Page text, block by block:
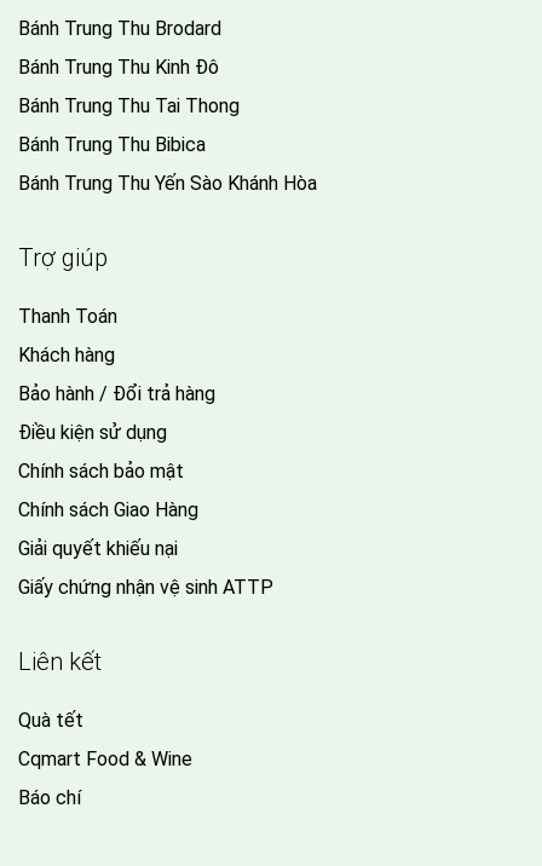
Bánh Trung Thu Brodard
Bánh Trung Thu Kinh Đô
Bánh Trung Thu Tai Thong
Bánh Trung Thu Bibica
Bánh Trung Thu Yến Sào Khánh Hòa
Trợ giúp
Thanh Toán
Khách hàng
Bảo hành / Đổi trả hàng
Điều kiện sử dụng
Chính sách bảo mật
Chính sách Giao Hàng
Giải quyết khiếu nại
Giấy chứng nhận vệ sinh ATTP
Liên kết
Quà tết
Cqmart Food & Wine
Báo chí